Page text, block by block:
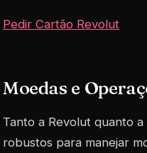
Pedir Cartão Revolut
Moedas e
Tanto a Revolut quanto
robustos para manejar